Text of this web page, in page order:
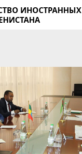
ИНОСТРАННЫХ